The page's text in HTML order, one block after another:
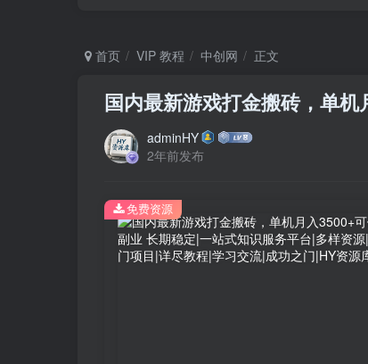
首页 VIP 教程 中创网 正文
国内最新游戏打金搬砖，单
adminHY
2年前发布
免费资源